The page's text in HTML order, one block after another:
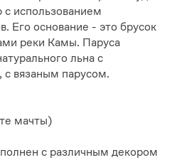
с использованием
Его основание - это брусок
реки Камы. Паруса
льна с
вязаным парусом.
мачты)
с различным декором